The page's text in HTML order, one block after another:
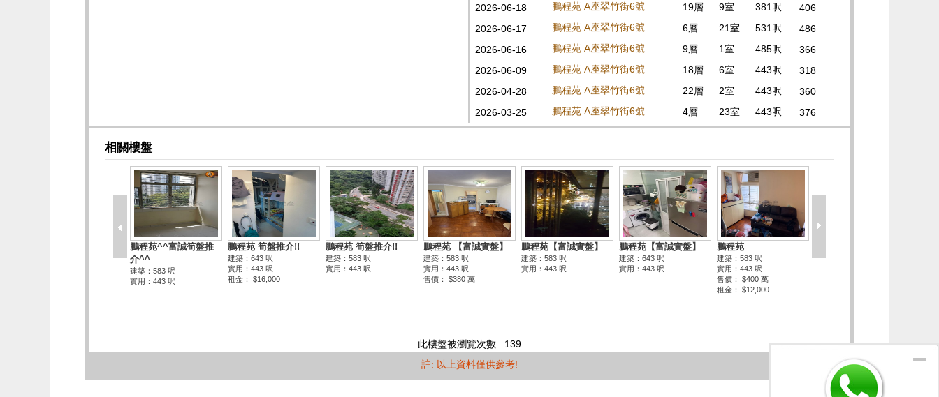
2026-06-18 鵬程苑 A座翠竹街6號 19層 9室 381呎
406
2026-06-17
鵬程苑 A座翠竹街6號 6層 21室 531呎
486
2026-06-16
鵬程苑 A座翠竹街6號 9層 1室 485呎
366
2026-06-09
鵬程苑 A座翠竹街6號 18層 6室 443呎
318
2026-04-28
鵬程苑 A座翠竹街6號 22層 2室 443呎
360
2026-03-25
鵬程苑 A座翠竹街6號 4層 23室 443呎 376
此樓盤被瀏覽次數 : 139
註: 以上資料僅供參考!